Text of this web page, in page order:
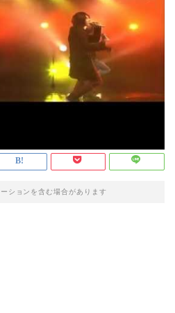
ションを含む場合があります